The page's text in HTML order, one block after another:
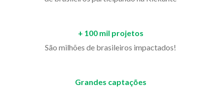
+ 100 mil projetos
São milhões de brasileiros impactados!
Grandes captações